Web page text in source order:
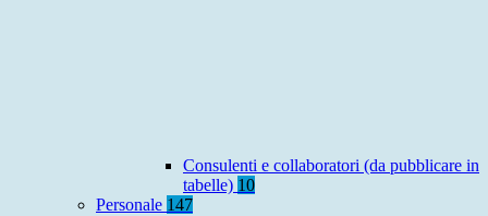
Consulenti e collaboratori (da pubblicare in
tabelle) 10
Personale 147